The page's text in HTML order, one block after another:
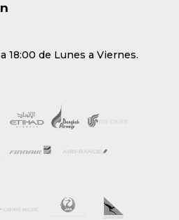
18:00 de Lunes a Viernes.